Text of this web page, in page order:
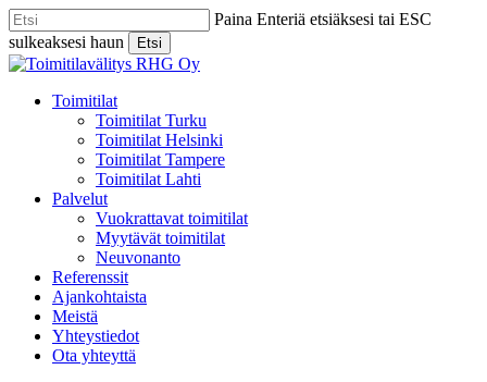
Skip
to
main
content
Paina Enteriä etsiäksesi tai ESC
sulkeaksesi haun
Etsi
Close
Menu
Toimitilat
Toimitilat Turku
Toimitilat Helsinki
Toimitilat Tampere
Toimitilat Lahti
Palvelut
Vuokrattavat toimitilat
Myytävät toimitilat
Neuvonanto
Referenssit
Ajankohtaista
Meistä
Yhteystiedot
Ota yhteyttä